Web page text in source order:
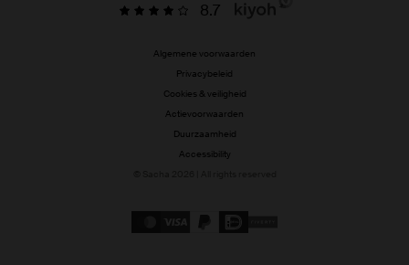
8.7
Algemene voorwaarden
Privacybeleid
Cookies & veiligheid
Actievoorwaarden
Duurzaamheid
Accessibility